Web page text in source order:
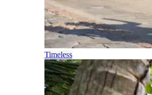
Timeless